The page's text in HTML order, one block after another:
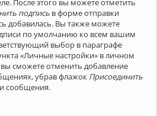
подпись в форме отправки
добавилась. Вы также можете
по умолчанию ко всем вашим
выбор в параграфе
«Личные настройки» в личном
сможете отменить добавление
убрав флажок Присоединить
сообщения.